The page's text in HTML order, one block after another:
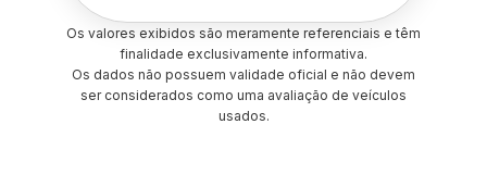
Os valores exibidos são meramente referenciais e têm
finalidade exclusivamente informativa.
Os dados não possuem validade oficial e não devem
ser considerados como uma avaliação de veículos
usados.